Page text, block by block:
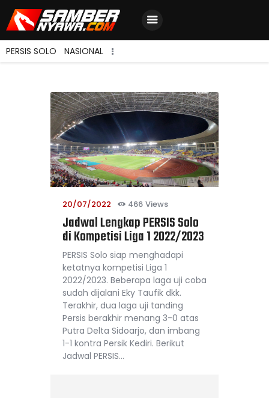
PERSIS SOLO NASIONAL
Berita Terbaru
Jadwal & Hasil
Klasemen
20/07/2022 466 Views
Jadwal Lengkap PERSIS Solo
di Kompetisi Liga 1 2022/2023
PERSIS Solo siap menghadapi
ketatnya kompetisi Liga 1
2022/2023. Beberapa laga uji coba
sudah dijalani Eky Taufik dkk.
Terakhir, dua laga uji tanding
Persis berakhir menang 3-0 atas
Putra Delta Sidoarjo, dan imbang
1-1 kontra Persik Kediri. Berikut
Jadwal PERSIS…